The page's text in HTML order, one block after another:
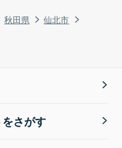
秋田県
仙北市
さがす